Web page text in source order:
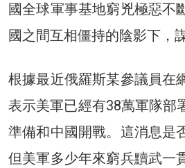
國全球軍事基地窮兇極惡不
國之間互相僵持的陰影下，
根據最近俄羅斯某參議員在
表示美軍已經有38萬軍隊部
準備和中國開戰。這消息是
但美軍多少年來窮兵黷武一